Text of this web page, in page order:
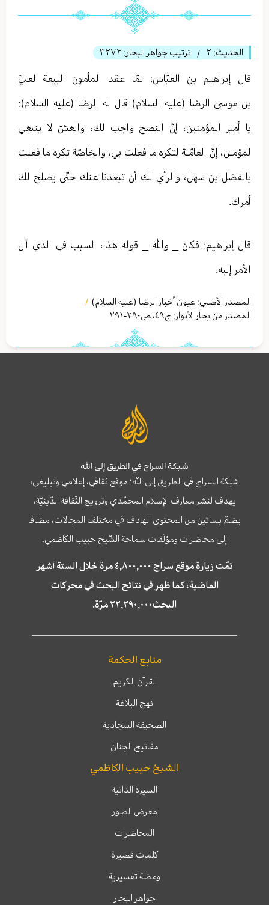
الحديث: ٢ / ترتيب جواهر البحار: ٣٢٧٢
قال إبراهيم بن العبّاس: لمّا عقد المأمون البيعة لعليّ
بن موسى الرضا (عليه السلام) قال له الرضا (عليه السلام):
يا أمير المؤمنين، إنّ النصح واجب لك، والغشّ لا ينبغي
لمؤمـن، إنّ العامّـة لتكره ما فعلت بي، والخاصّة تكره ما فعلت
بالفضل بن سهل، والرأي لك أن تبعدنا عنك حتّى يصلح لك
أمرك.
قال إبراهيم: فكان _ والله _ قوله هذا، السبب في الذي آل
الأمر إليه.
المصدر الأصلي: عيون أخبار الرضا (عليه السلام) /
المصدر من بحار الأنوار: ج٤٩، ص٢٩۰-٢٩١
شبكة السراج في الطريق إلى الله
شبكة السراج في الطريق إلى الله؛ موقع ثقافي، إعلامي وتبليغي،
يهدف لنشر معارف الإسلام المحمّدي وترويج الثّقافة الدّينيّة،
يضمّ بساتين من المحتوى الهادف في مختلف المجالات، مضافا
إلى محاضرات ومؤلّفات سماحة الشّيخ حبيب الكاظمي.
تمّت زيارة موقع سراج ٤,٨٠٠,٠٠٠ مرة خلال الستة أشهر
الماضية، كما ظهر في نتائج البحث في محركات
البحث٢٢,٢٩٠,٠٠٠ مرّة.
منابع الحكمة
القرآن الكريم
نهج البلاغة
الصحيفة السجادية
مفاتيح الجنان
الشيخ حبيب الكاظمي
السيرة الذاتية
معرض الصور
المحاضرات
كلمات قصيرة
ومضة تفسيرية
جواهر البحار